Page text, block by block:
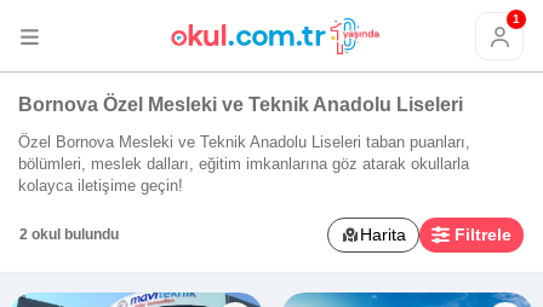
1
Bornova Özel Mesleki ve Teknik Anadolu Liseleri
Özel Bornova Mesleki ve Teknik Anadolu Liseleri taban puanları,
bölümleri, meslek dalları, eğitim imkanlarına göz atarak okullarla
kolayca iletişime geçin!
2 okul bulundu Harita Filtrele